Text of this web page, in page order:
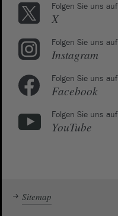
Folgen Sie uns auf
X
Folgen Sie uns auf
Instagram
Folgen Sie uns auf
Facebook
Folgen Sie uns auf
YouTube
Sitemap